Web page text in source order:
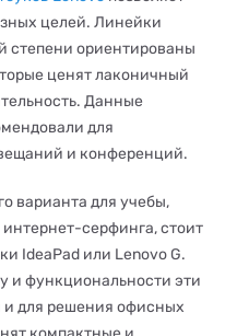
целей. Линейки
степени ориентированы
ценят лаконичный
Данные
для
и конференций.
варианта для учебы,
серфинга, стоит
IdeaPad или Lenovo G.
и функциональности эти
и для решения офисных